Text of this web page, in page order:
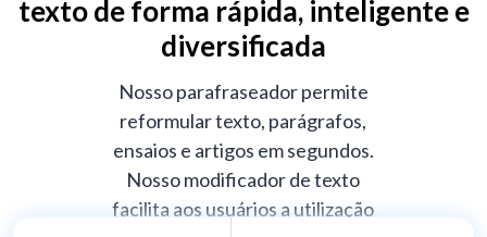
texto de forma rápida, inteligente e
diversificada
Nosso parafraseador permite
reformular texto, parágrafos,
ensaios e artigos em segundos.
Nosso modificador de texto
facilita aos usuários a utilização